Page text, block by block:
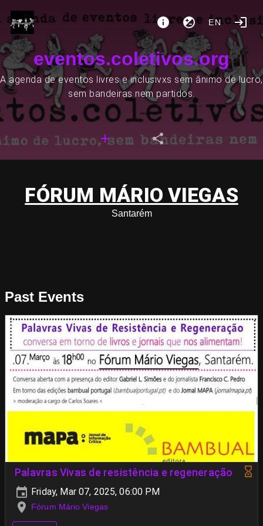
EN
eventos.coletivos.org
A agenda de eventos livres e inclusivxs sem ânimo de lucro,
sem bandeiras nem partidos.
FÓRUM MÁRIO VIEGAS
Santarém
Past Events
Palavras Vivas de resistência e regeneração
Friday, Mar 07, 2025, 06:00 PM
Fórum Mário Viegas